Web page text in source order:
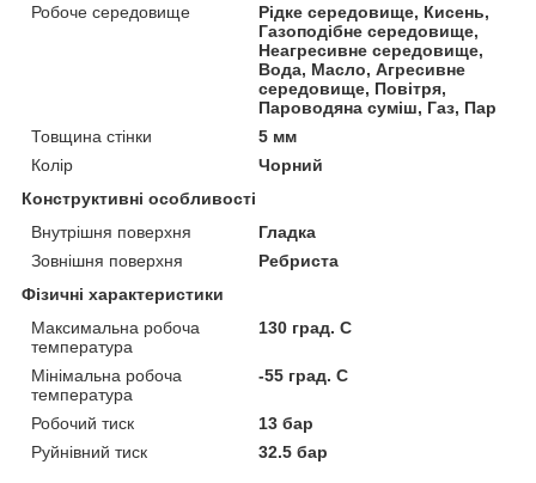
Робоче середовище
Рідке середовище, Кисень,
Газоподібне середовище,
Неагресивне середовище,
Вода, Масло, Агресивне
середовище, Повітря,
Пароводяна суміш, Газ, Пар
Товщина стінки
5 мм
Колір
Чорний
Конструктивні особливості
Внутрішня поверхня
Гладка
Зовнішня поверхня
Ребриста
Фізичні характеристики
Максимальна робоча
температура
130 град. C
Мінімальна робоча
температура
-55 град. C
Робочий тиск
13 бар
Руйнівний тиск
32.5 бар